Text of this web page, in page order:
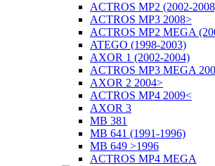
ACTROS MP2 (2002-
ACTROS MP3 2008>
ACTROS MP2 MEGA
ATEGO (1998-2003)
AXOR 1 (2002-2004)
ACTROS MP3 MEGA
AXOR 2 2004>
ACTROS MP4 2009<
AXOR 3
MB 381
MB 641 (1991-1996)
MB 649 >1996
ACTROS MP4 MEGA